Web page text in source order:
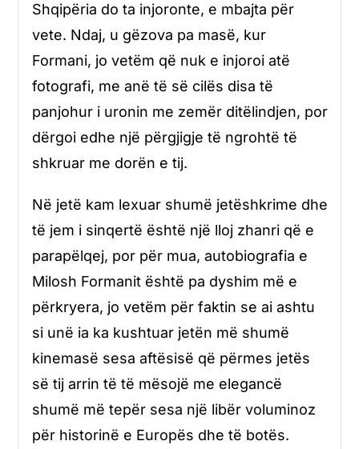
Shqipëria do ta injoronte, e mbajta për
vete. Ndaj, u gëzova pa masë, kur
Formani, jo vetëm që nuk e injoroi atë
fotografi, me anë të së cilës disa të
panjohur i uronin me zemër ditëlindjen, por
dërgoi edhe një përgjigje të ngrohtë të
shkruar me dorën e tij.
Në jetë kam lexuar shumë jetëshkrime dhe
të jem i sinqertë është një lloj zhanri që e
parapëlqej, por për mua, autobiografia e
Milosh Formanit është pa dyshim më e
përkryera, jo vetëm për faktin se ai ashtu
si unë ia ka kushtuar jetën më shumë
kinemasë sesa aftësisë që përmes jetës
së tij arrin të të mësojë me elegancë
shumë më tepër sesa një libër voluminoz
për historinë e Europës dhe të botës.